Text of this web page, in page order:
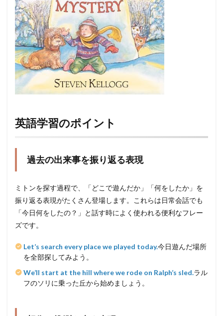
英語学習のポイント
過去の出来事を振り返る表現
ミトンを探す過程で、「どこで遊んだか」「何をしたか」を
振り返る表現がたくさん登場します。これらは日常会話でも
「今日何をしたの？」と話す時によく使われる便利なフレー
ズです。
Let’s search every place we played today.今日遊んだ場所
を全部探してみよう。
We’ll start at the hill where we rode on Ralph’s sled.ラル
フのソリに乗った丘から始めましょう。